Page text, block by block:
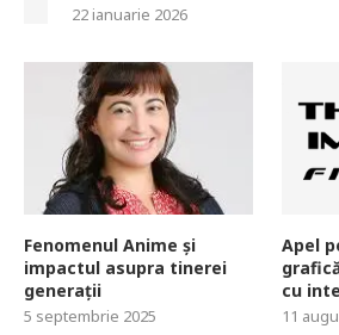
22 ianuarie 2026
Fenomenul Anime și
impactul asupra tinerei
generații
5 septembrie 2025
Apel
cu
11